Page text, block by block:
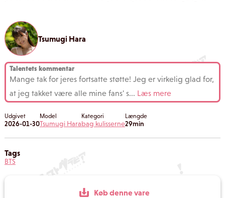
Tsumugi Hara
Talentets kommentar
Mange tak for jeres fortsatte støtte! Jeg er virkelig glad for,
at jeg takket være alle mine fans' s... Læs mere
Udgivet
2026-01-30
Model
Tsumugi Hara
Kategori
bag kulisserne
Længde
29min
Tags
BTS
Køb denne vare